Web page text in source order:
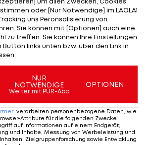
aufgeheizte Stimmung im Land
Polizeieinsatz
von Floyd am vergangenen
Einer von vier beteiligten
46-Jährigen minutenlang mit
Die Bitten des
ihn atmen zu lassen, ignorierte
Thuram mit
oder [Nur Notwendige] im LAOLA1
uns Peronsalisierung von
Sie können mit [Optionen] auch eine
zu treffen. Sie können Ihre Einstellungen
links unten bzw. über den Link in
NUR
NOTWENDIGE
Weiter mit PUR-Abo
OPTIONEN
verarbeiten personenbezogene Daten, wie
Attribute für die folgenden Zwecke:
auf Informationen auf einem Endgerät;
und Inhalte, Messung von Werbeleistung und
Zielgruppenforschung sowie Entwicklung